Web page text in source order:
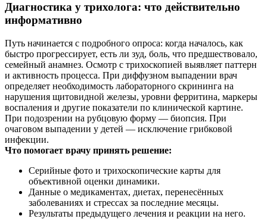
Диагностика у трихолога: что действительно
информативно
Путь начинается с подробного опроса: когда началось, как
быстро прогрессирует, есть ли зуд, боль, что предшествовало,
семейный анамнез. Осмотр с трихоскопией выявляет паттерн
и активность процесса. При диффузном выпадении врач
определяет необходимость лабораторного скрининга на
нарушения щитовидной железы, уровни ферритина, маркеры
воспаления и другие показатели по клинической картине.
При подозрении на рубцовую форму — биопсия. При
очаговом выпадении у детей — исключение грибковой
инфекции.
Что помогает врачу принять решение:
Серийные фото и трихоскопические карты для
объективной оценки динамики.
Данные о медикаментах, диетах, перенесённых
заболеваниях и стрессах за последние месяцы.
Результаты предыдущего лечения и реакции на него.